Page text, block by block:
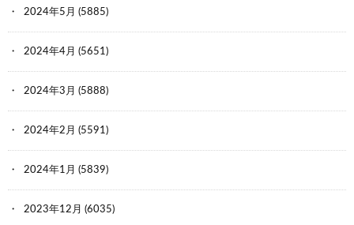
2024年5月 (5885)
2024年4月 (5651)
2024年3月 (5888)
2024年2月 (5591)
2024年1月 (5839)
2023年12月 (6035)